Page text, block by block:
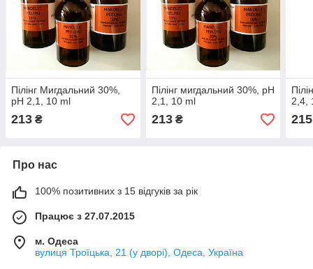
Пілінг Мигдальний 30%,
pH 2,1, 10 ml
213 ₴
Пілінг мигдальний 30%, pH
2,1, 10 ml
213₴
2,4,
215
Про нас
100% позитивних з 15 відгуків за рік
Працює з 27.07.2015
м. Одеса
вулиця Троїцька, 21 (у дворі), Одеса, Україна